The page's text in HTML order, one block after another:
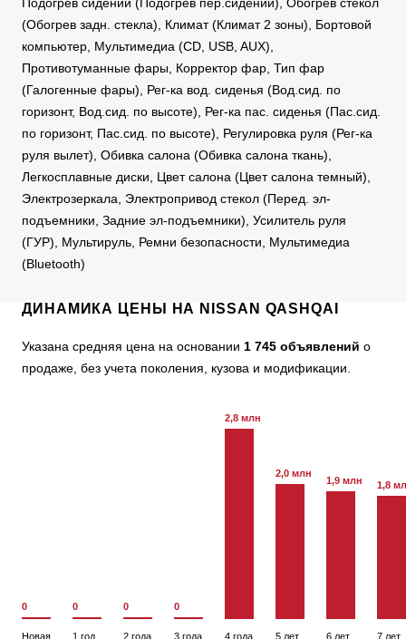
(Обогрев задн. стекла), Климат (Климат 2 зоны), Бортовой
компьютер, Мультимедиа (CD, USB, AUX),
Противотуманные фары, Корректор фар, Тип фар
(Галогенные фары), Рег-ка вод. сиденья (Вод.сид. по
горизонт, Вод.сид. по высоте), Рег-ка пас. сиденья (Пас.сид.
по горизонт, Пас.сид. по высоте), Регулировка руля (Рег-ка
руля вылет), Обивка салона (Обивка салона ткань),
Легкосплавные диски, Цвет салона (Цвет салона темный),
Электрозеркала, Электропривод стекол (Перед. эл-
подъемники, Задние эл-подъемники), Усилитель руля
(ГУР), Мультируль, Ремни безопасности, Мультимедиа
(Bluetooth)
ДИНАМИКА ЦЕНЫ НА NISSAN QASHQAI
Указана средняя цена на основании 1 745 объявлений о
продаже, без учета поколения, кузова и модификации.
0
Новая
0
1 год
0
2 года
0
3 года
2,8 млн
4 года
2,0 млн
5 лет
1,9 млн
6 лет
1,8
7 лет